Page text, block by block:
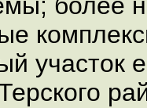
более
участок